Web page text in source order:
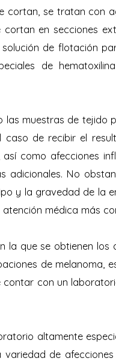
cortan, se tratan con
en secciones
de flotación
de
las muestras de tejido
caso de recibir el
como afecciones
adicionales. No
y la gravedad de la
médica más
la que se obtienen los
de melanoma,
con un
altamente
de